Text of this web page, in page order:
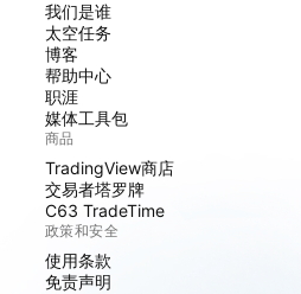
我们是谁
太空任务
博客
帮助中心
职涯
媒体工具包
商品
TradingView商店
交易者塔罗牌
C63 TradeTime
政策和安全
使用条款
免责声明